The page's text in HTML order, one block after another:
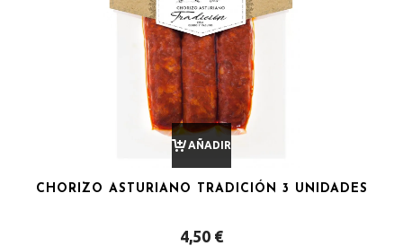
AÑADIR
AL
CARRITO
CHORIZO ASTURIANO TRADICIÓN 3 UNIDADES
4,50 €